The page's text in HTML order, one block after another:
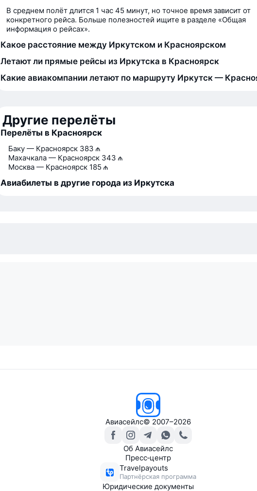
В среднем полёт длится 1 час 45 минут, но точное время зависит от
конкретного рейса. Больше полезностей ищите в разделе «Общая
информация о рейсах».
Какое расстояние между Иркутском и Красноярском
Летают ли прямые рейсы из Иркутска в Красноярск
Какие авиакомпании летают по маршруту Иркутск —
Другие перелёты
Перелёты в Красноярск
Баку — Красноярск 383 ₼
Махачкала — Красноярск 343 ₼
Москва — Красноярск 185 ₼
Авиабилеты в другие города из Иркутска
Авиасейлс© 2007–2026
Об Авиасейлс
Пресс‑центр
Travelpayouts
Партнёрская программа
Юридические документы